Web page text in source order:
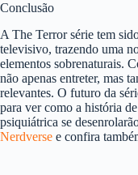
Conclusão
A The Terror série tem
televisivo, trazendo uma
elementos sobrenaturais.
não apenas entreter, mas
relevantes. O futuro da
para ver como a história
psiquiátrica se
Nerdverse e confira